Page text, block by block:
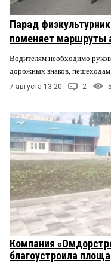
Парад
поменяет маршруты
Водителям необходимо
дорожных знаков,
7 августа 13:20 2
Компания
благоустроила